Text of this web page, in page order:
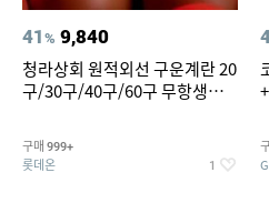
41% 9,840
청라상회 원적외선 구운계란 20
구/30구/40구/60구 무항생제
구매 999+
롯데온 1